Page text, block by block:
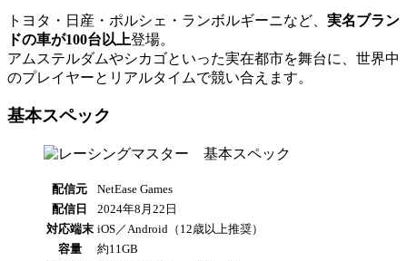
トヨタ・日産・ポルシェ・ランボルギーニなど、 実名ブラン
ドの車が100台以上登場。
アムステルダムやシカゴといった実在都市を舞台に、世界中
のプレイヤーとリアルタイムで競い合えます。
基本スペック
配信元
NetEase Games
配信日
2024年8月22日
対応端末 iOS／Android（12歳以上推奨）
容量
約11GB